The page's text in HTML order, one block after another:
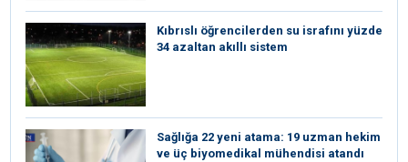
Kıbrıslı öğrencilerden su israfını yüzde
34 azaltan akıllı sistem
Sağlığa 22 yeni atama: 19 uzman hekim
ve üç biyomedikal mühendisi atandı